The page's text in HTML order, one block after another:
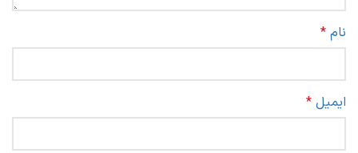
نام *
ایمیل *